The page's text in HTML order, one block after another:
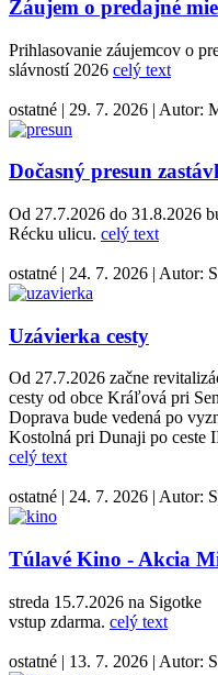
Záujem o predajné
Prihlasovanie záujemcov o
slávností 2026 celý text
ostatné | 29. 7. 2026 | Autor:
Dočasný presun
Od 27.7.2026 do 31.8.2026
Récku ulicu. celý text
ostatné | 24. 7. 2026 | Autor:
Uzávierka cesty
Od 27.7.2026 začne
cesty od obce Kráľová pri
Doprava bude vedená po
Kostolná pri Dunaji po ceste
celý text
ostatné | 24. 7. 2026 | Autor:
Túlavé Kino - Akcia
streda 15.7.2026 na Sigotke
vstup zdarma. celý text
ostatné | 13. 7. 2026 | Autor: